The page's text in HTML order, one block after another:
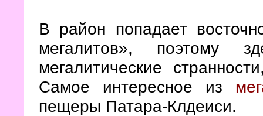
В район попадает
мегалитов», поэтому
мегалитические
Самое интересное из
пещеры Патара-Клдеиси.